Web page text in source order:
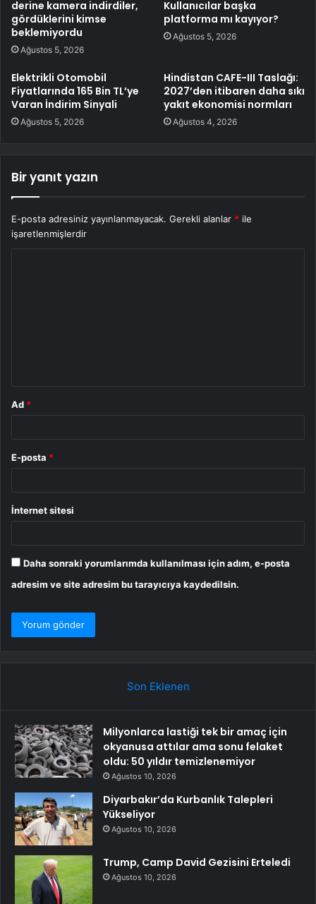
derine kamera indirdiler,
gördüklerini kimse
beklemiyordu
Ağustos 5, 2026
Kullanıcılar başka
platforma mı kayıyor?
Ağustos 5, 2026
Elektrikli Otomobil
Fiyatlarında 165 Bin TL’ye
Varan İndirim Sinyali
Ağustos 5, 2026
Hindistan CAFE-III Taslağı:
2027’den itibaren daha sıkı
yakıt ekonomisi normları
Ağustos 4, 2026
Bir yanıt yazın
E-posta adresiniz yayınlanmayacak. Gerekli alanlar * ile
işaretlenmişlerdir
Ad *
E-posta *
İnternet sitesi
Daha sonraki yorumlarımda kullanılması için adım, e-posta
adresim ve site adresim bu tarayıcıya kaydedilsin.
Son Eklenen
Milyonlarca lastiği tek bir amaç için
okyanusa attılar ama sonu felaket
oldu: 50 yıldır temizlenemiyor
Ağustos 10, 2026
Diyarbakır’da Kurbanlık Talepleri
Yükseliyor
Ağustos 10, 2026
Trump, Camp David Gezisini Erteledi
Ağustos 10, 2026